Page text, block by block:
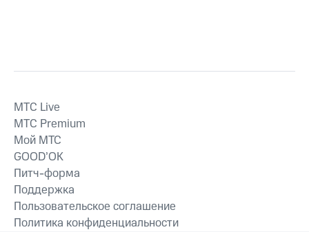
MTС Live
MTС Premium
Мой МТС
GOOD’OK
Питч-форма
Поддержка
Пользовательское соглашение
Политика конфиденциальности